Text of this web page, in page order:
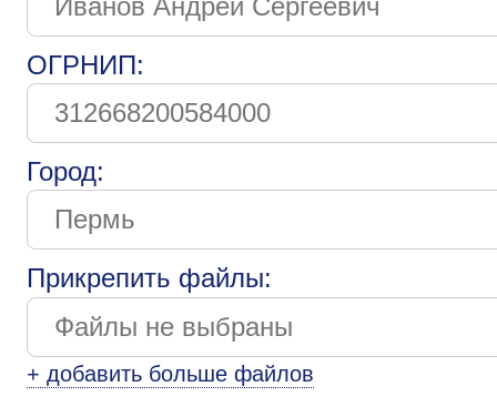
ОГРНИП:
Город:
Прикрепить файлы:
+ добавить больше файлов